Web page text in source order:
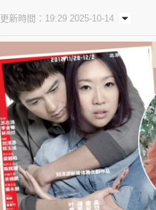
東周食玩通
樂在灣區
飲食玩樂
更新時間：19:29 2025-10-14